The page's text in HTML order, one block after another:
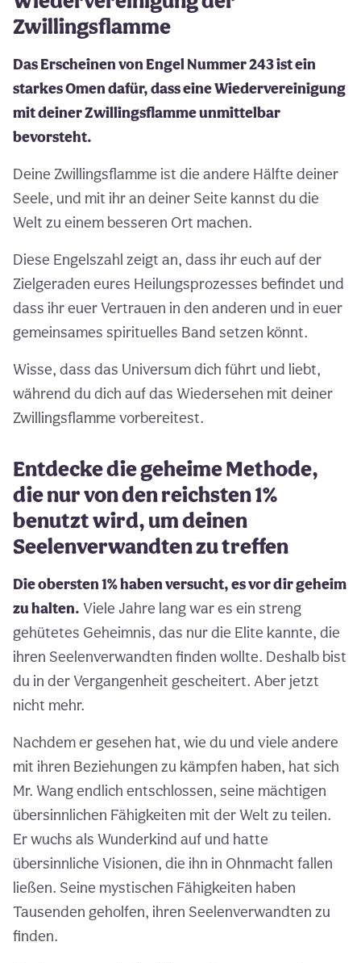
Zwillingsflamme
Das Erscheinen von Engel Nummer 243 ist ein
starkes Omen dafür, dass eine Wiedervereinigung
mit deiner Zwillingsflamme unmittelbar
bevorsteht.
Deine Zwillingsflamme ist die andere Hälfte deiner
Seele, und mit ihr an deiner Seite kannst du die
Welt zu einem besseren Ort machen.
Diese Engelszahl zeigt an, dass ihr euch auf der
Zielgeraden eures Heilungsprozesses befindet und
dass ihr euer Vertrauen in den anderen und in euer
gemeinsames spirituelles Band setzen könnt.
Wisse, dass das Universum dich führt und liebt,
während du dich auf das Wiedersehen mit deiner
Zwillingsflamme vorbereitest.
Entdecke die geheime Methode,
die nur von den reichsten 1%
benutzt wird, um deinen
Seelenverwandten zu treffen
Die obersten 1% haben versucht, es vor dir geheim
zu halten. Viele Jahre lang war es ein streng
gehütetes Geheimnis, das nur die Elite kannte, die
ihren Seelenverwandten finden wollte. Deshalb bist
du in der Vergangenheit gescheitert. Aber jetzt
nicht mehr.
Nachdem er gesehen hat, wie du und viele andere
mit ihren Beziehungen zu kämpfen haben, hat sich
Mr. Wang endlich entschlossen, seine mächtigen
übersinnlichen Fähigkeiten mit der Welt zu teilen.
Er wuchs als Wunderkind auf und hatte
übersinnliche Visionen, die ihn in Ohnmacht fallen
ließen. Seine mystischen Fähigkeiten haben
Tausenden geholfen, ihren Seelenverwandten zu
finden.